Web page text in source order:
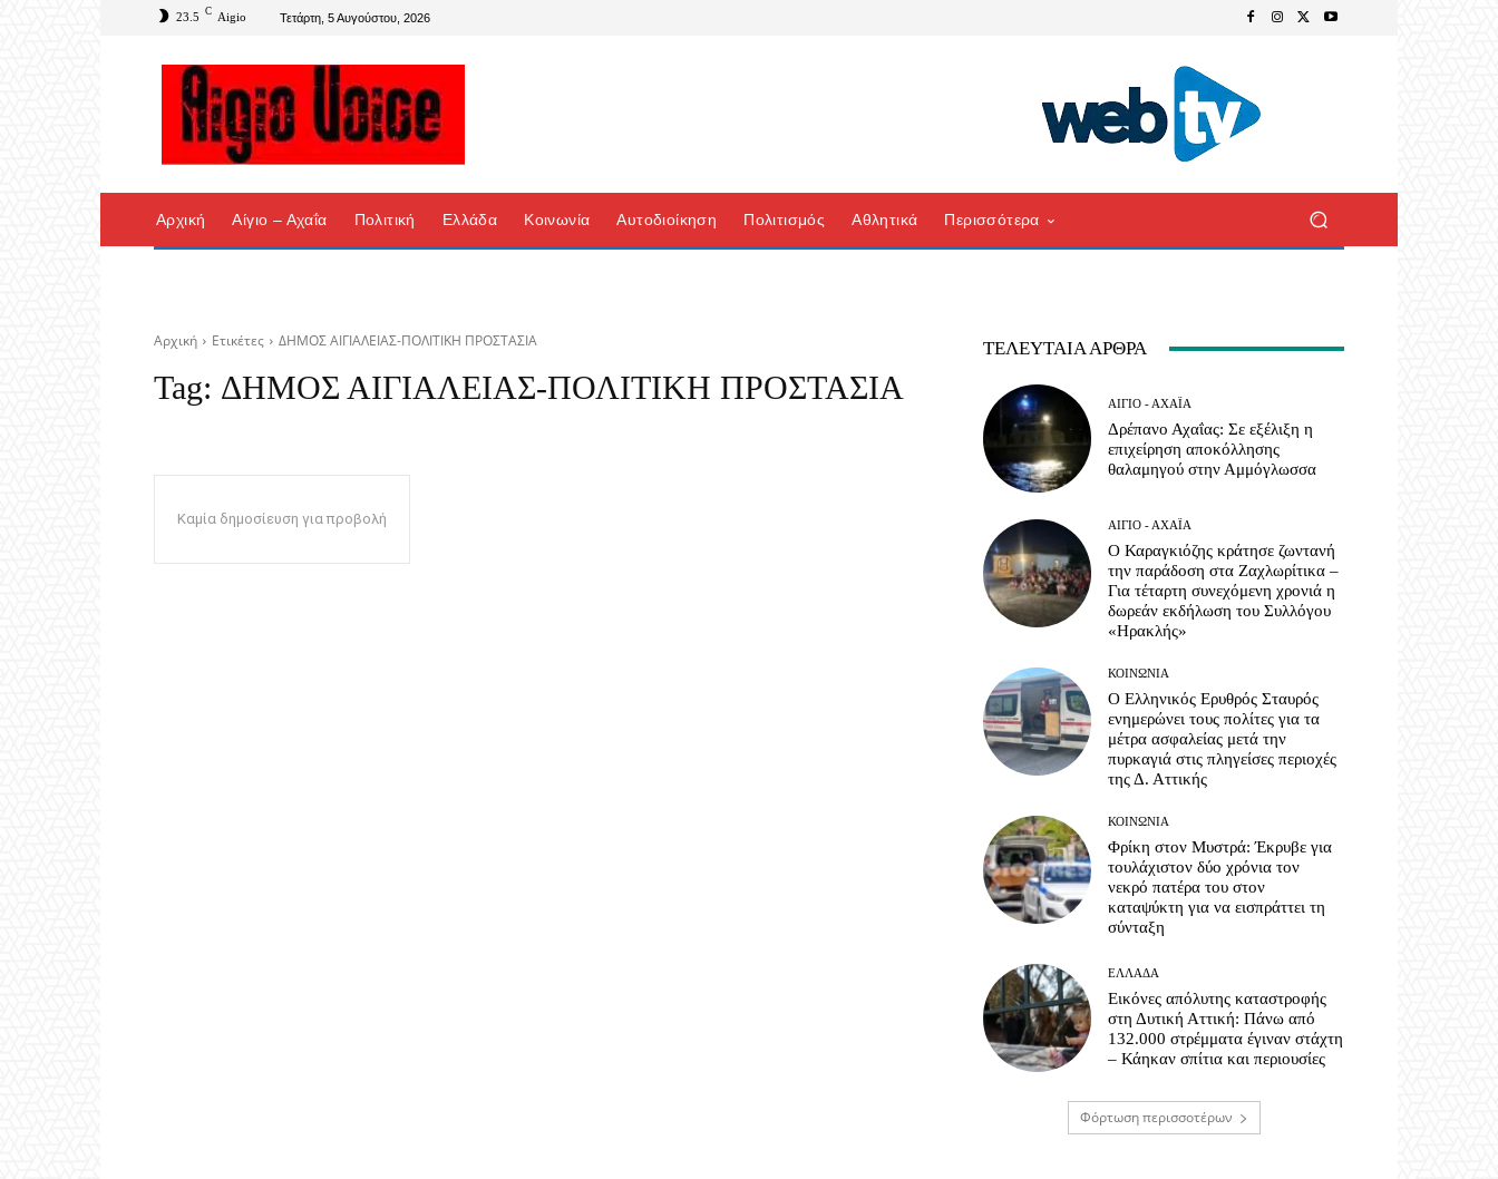
23.5 C Aigio Τετάρτη, 5 Αυγούστου, 2026
Αρχική Αίγιο – Αχαΐα Πολιτική Ελλάδα Κοινωνία Αυτοδιοίκηση Πολιτισμός Αθλητικά Περισσότερα
Αρχική Ετικέτες ΔΗΜΟΣ ΑΙΓΙΑΛΕΙΑΣ-ΠΟΛΙΤΙΚΗ ΠΡΟΣΤΑΣΙΑ
Tag: ΔΗΜΟΣ ΑΙΓΙΑΛΕΙΑΣ-ΠΟΛΙΤΙΚΗ ΠΡΟΣΤΑΣΙΑ
Καμία δημοσίευση για προβολή
ΤΕΛΕΥΤΑΊΑ ΆΡΘΡΑ
ΑΊΓΙΟ - ΑΧΑΪ́Α
Δρέπανο Αχαΐας: Σε εξέλιξη η
επιχείρηση αποκόλλησης
θαλαμηγού στην Αμμόγλωσσα
ΑΊΓΙΟ - ΑΧΑΪ́Α
Ο Καραγκιόζης κράτησε ζωντανή
την παράδοση στα Ζαχλωρίτικα –
Για τέταρτη συνεχόμενη χρονιά η
δωρεάν εκδήλωση του Συλλόγου
«Ηρακλής»
ΚΟΙΝΩΝΊΑ
Ο Ελληνικός Ερυθρός Σταυρός
ενημερώνει τους πολίτες για τα
μέτρα ασφαλείας μετά την
πυρκαγιά στις πληγείσες περιοχές
της Δ. Αττικής
ΚΟΙΝΩΝΊΑ
Φρίκη στον Μυστρά: Έκρυβε για
τουλάχιστον δύο χρόνια τον
νεκρό πατέρα του στον
καταψύκτη για να εισπράττει τη
σύνταξη
ΕΛΛΆΔΑ
Εικόνες απόλυτης καταστροφής
στη Δυτική Αττική: Πάνω από
132.000 στρέμματα έγιναν στάχτη
– Κάηκαν σπίτια και περιουσίες
Φόρτωση περισσοτέρων